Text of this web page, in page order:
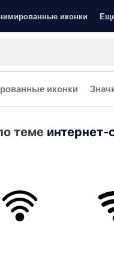
иконки
иконки
теме интернет-